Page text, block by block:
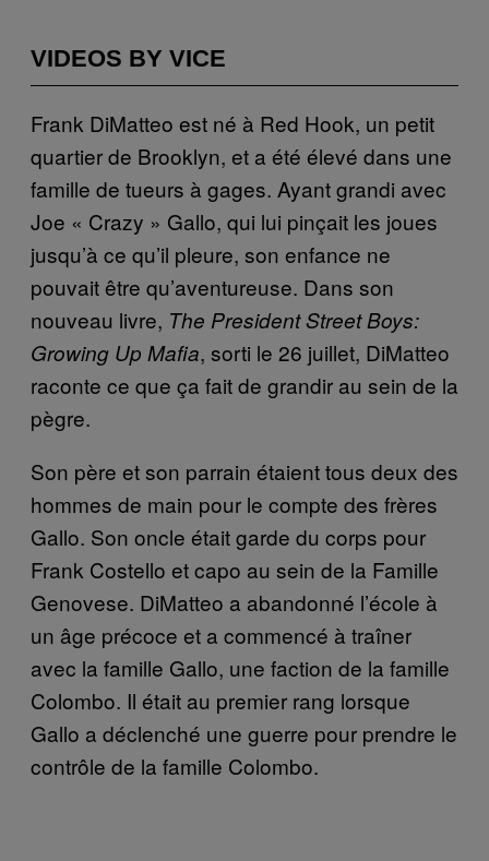
VIDEOS BY VICE
Frank DiMatteo est né à Red Hook, un petit
quartier de Brooklyn, et a été élevé dans une
famille de tueurs à gages. Ayant grandi avec
Joe « Crazy » Gallo, qui lui pinçait les joues
jusqu’à ce qu’il pleure, son enfance ne
pouvait être qu’aventureuse. Dans son
nouveau livre, The President Street Boys:
Growing Up Mafia, sorti le 26 juillet, DiMatteo
raconte ce que ça fait de grandir au sein de la
pègre.
Son père et son parrain étaient tous deux des
hommes de main pour le compte des frères
Gallo. Son oncle était garde du corps pour
Frank Costello et capo au sein de la Famille
Genovese. DiMatteo a abandonné l’école à
un âge précoce et a commencé à traîner
avec la famille Gallo, une faction de la famille
Colombo. Il était au premier rang lorsque
Gallo a déclenché une guerre pour prendre le
contrôle de la famille Colombo.